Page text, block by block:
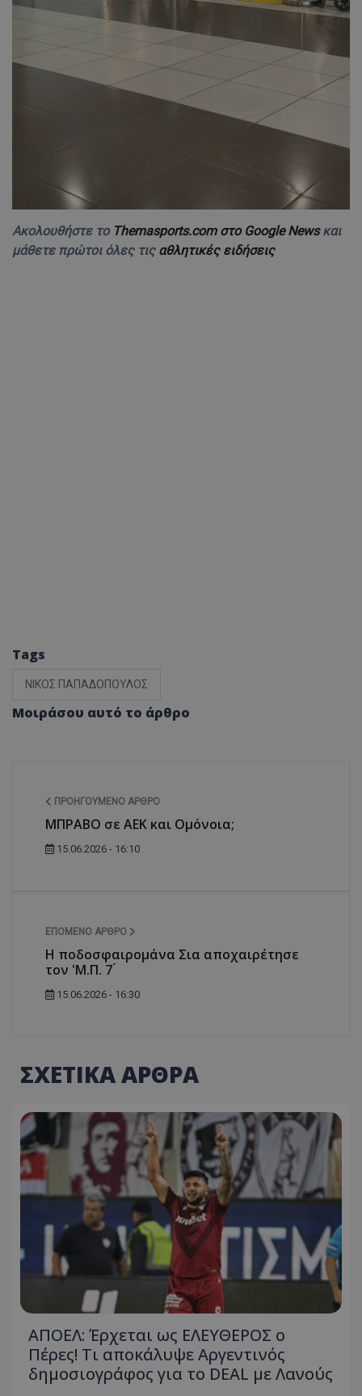
Ακολουθήστε το Themasports.com στο Google Newsκαι
μάθετε πρώτοι όλες τις αθλητικές ειδήσεις
Tags
ΝΙΚΟΣ ΠΑΠΑΔΟΠΟΥΛΟΣ
Μοιράσου αυτό το άρθρο
ΠΡΟΗΓΟΎΜΕΝΟ ΆΡΘΡΟ
MΠΡΑΒΟ σε ΑΕΚ και Ομόνοια;
15.06.2026 - 16:10
ΕΠΌΜΕΝΟ ΆΡΘΡΟ
Η ποδοσφαιρομάνα Σια αποχαιρέτησε
τον 'Μ.Π. 7 ́
15.06.2026 - 16:30
ΣΧΕΤΙΚΑ ΑΡΘΡΑ
ΑΠΟΕΛ: Έρχεται ως ΕΛΕΥΘΕΡΟΣ ο
Πέρες! Τι αποκάλυψε Αργεντινός
δημοσιογράφος για το DEAL με Λανούς